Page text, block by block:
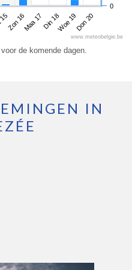
Zon 16Maa 17Din 18Woe 19Don 20
0
www.meteobelgie.be
de komende dagen.
IN